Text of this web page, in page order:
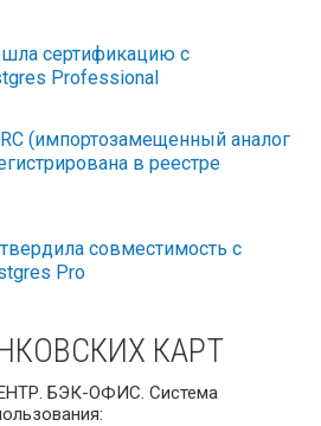
сертификацию с
Professional
(импортозамещенный аналог
в реестре
совместимость с
Pro
КАРТ
БЭК-ОФИС. Система